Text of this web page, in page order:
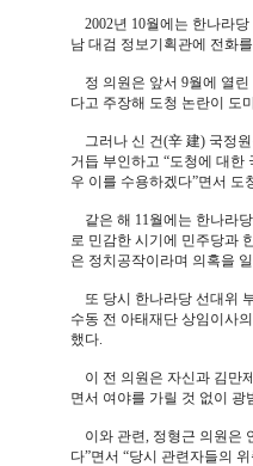
2002년 10월에는 한나라
남 대검 정보기획관에 전화
정 의원은 앞서 9월에 열린
다고 주장해 도청 논란이 도
그러나 신 건(辛 建) 국정원
거듭 부인하고 “도청에 대
우 이를 수용하겠다”면서 도
같은 해 11월에는 한나라
로 민감한 시기에 민주당과
은 정치공작이라며 의혹을
또 당시 한나라당 선대위
수동 전 아태재단 상임이사
했다.
이 전 의원은 자신과 김만
면서 여야를 가릴 것 없이
이와 관련, 정형근 의원은
다”면서 “당시 관련자들의